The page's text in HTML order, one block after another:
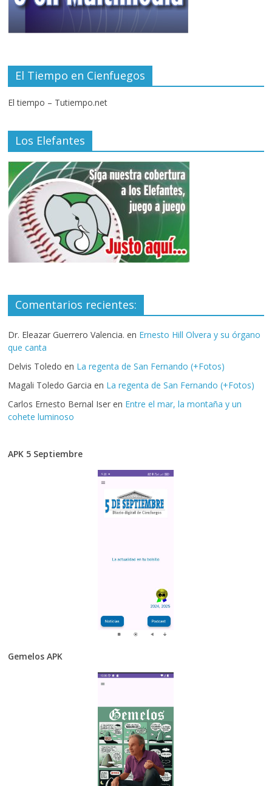
El Tiempo en Cienfuegos
El tiempo – Tutiempo.net
Los Elefantes
Comentarios recientes:
Dr. Eleazar Guerrero Valencia. en Ernesto Hill Olvera y su órgano
que canta
Delvis Toledo en La regenta de San Fernando (+Fotos)
Magali Toledo Garcia en La regenta de San Fernando (+Fotos)
Carlos Ernesto Bernal Iser en Entre el mar, la montaña y un
cohete luminoso
APK 5 Septiembre
Gemelos APK